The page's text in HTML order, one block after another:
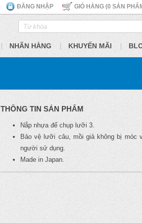
ĐĂNG NHẬP GIỎ HÀNG (0 SẢN
NHÃN HÀNG KHUYẾN MÃI
THÔNG TIN SẢN PHẨM
Nắp nhựa để chụp lưỡi 3.
Bảo vệ lưỡi câu, mồi giả không bị móc
người sử dụng.
Made in Japan.